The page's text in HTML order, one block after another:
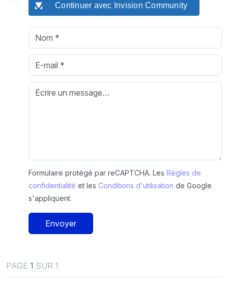
Continuer avec Invision Community
Formulaire protégé par reCAPTCHA. Les Règles de
confidentialité et les Conditions d'utilisation de Google
s'appliquent.
Envoyer
PAGE 1 SUR 1